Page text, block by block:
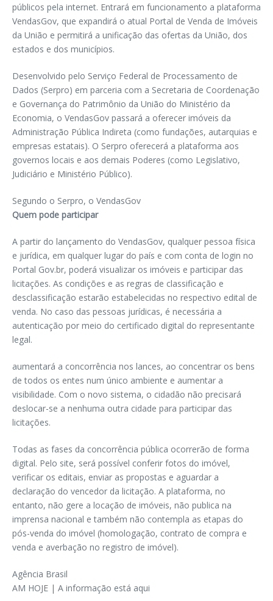
públicos pela internet. Entrará em funcionamento a plataforma
VendasGov, que expandirá o atual Portal de Venda de Imóveis
da União e permitirá a unificação das ofertas da União, dos
estados e dos municípios.
Desenvolvido pelo Serviço Federal de Processamento de
Dados (Serpro) em parceria com a Secretaria de Coordenação
e Governança do Patrimônio da União do Ministério da
Economia, o VendasGov passará a oferecer imóveis da
Administração Pública Indireta (como fundações, autarquias e
empresas estatais). O Serpro oferecerá a plataforma aos
governos locais e aos demais Poderes (como Legislativo,
Judiciário e Ministério Público).
Segundo o Serpro, o VendasGov
Quem pode participar
A partir do lançamento do VendasGov, qualquer pessoa física
e jurídica, em qualquer lugar do país e com conta de login no
Portal Gov.br, poderá visualizar os imóveis e participar das
licitações. As condições e as regras de classificação e
desclassificação estarão estabelecidas no respectivo edital de
venda. No caso das pessoas jurídicas, é necessária a
autenticação por meio do certificado digital do representante
legal.
aumentará a concorrência nos lances, ao concentrar os bens
de todos os entes num único ambiente e aumentar a
visibilidade. Com o novo sistema, o cidadão não precisará
deslocar-se a nenhuma outra cidade para participar das
licitações.
Todas as fases da concorrência pública ocorrerão de forma
digital. Pelo site, será possível conferir fotos do imóvel,
verificar os editais, enviar as propostas e aguardar a
declaração do vencedor da licitação. A plataforma, no
entanto, não gere a locação de imóveis, não publica na
imprensa nacional e também não contempla as etapas do
pós-venda do imóvel (homologação, contrato de compra e
venda e averbação no registro de imóvel).
Agência Brasil
AM HOJE | A informação está aqui